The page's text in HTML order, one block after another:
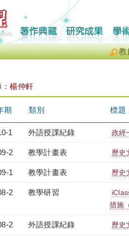
教
楊仲軒
期 類別 標題
1 外語授課紀錄 政經
2 教學計畫表 歷史
1 教學計畫表 歷史
2 教學研習
措施
2 外語授課紀錄 歷史